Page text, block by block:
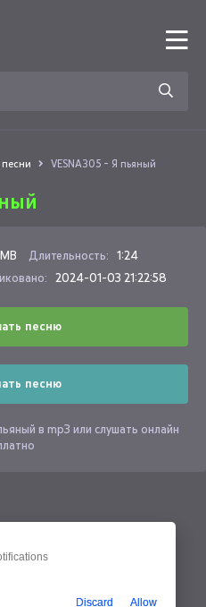
VESNA305 - Я пьяный
Длительность: 1:24
2024-01-03 21:22:58
песню
песню
в mp3 или слушать онлайн
раны
Discard Allow